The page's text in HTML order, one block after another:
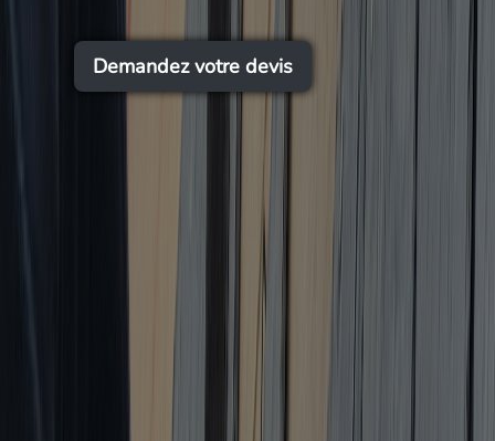
Demandez votre devis